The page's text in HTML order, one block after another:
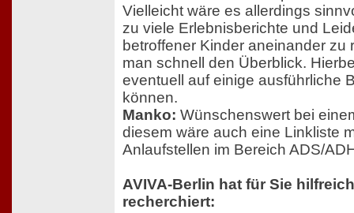
Vielleicht wäre es allerdings
zu viele Erlebnisberichte und
betroffener Kinder aneinander zu
man schnell den Überblick.
eventuell auf einige ausführliche
können.
Manko: Wünschenswert bei
diesem wäre auch eine Linkliste
Anlaufstellen im Bereich ADS/
AVIVA-Berlin hat für Sie
recherchiert: